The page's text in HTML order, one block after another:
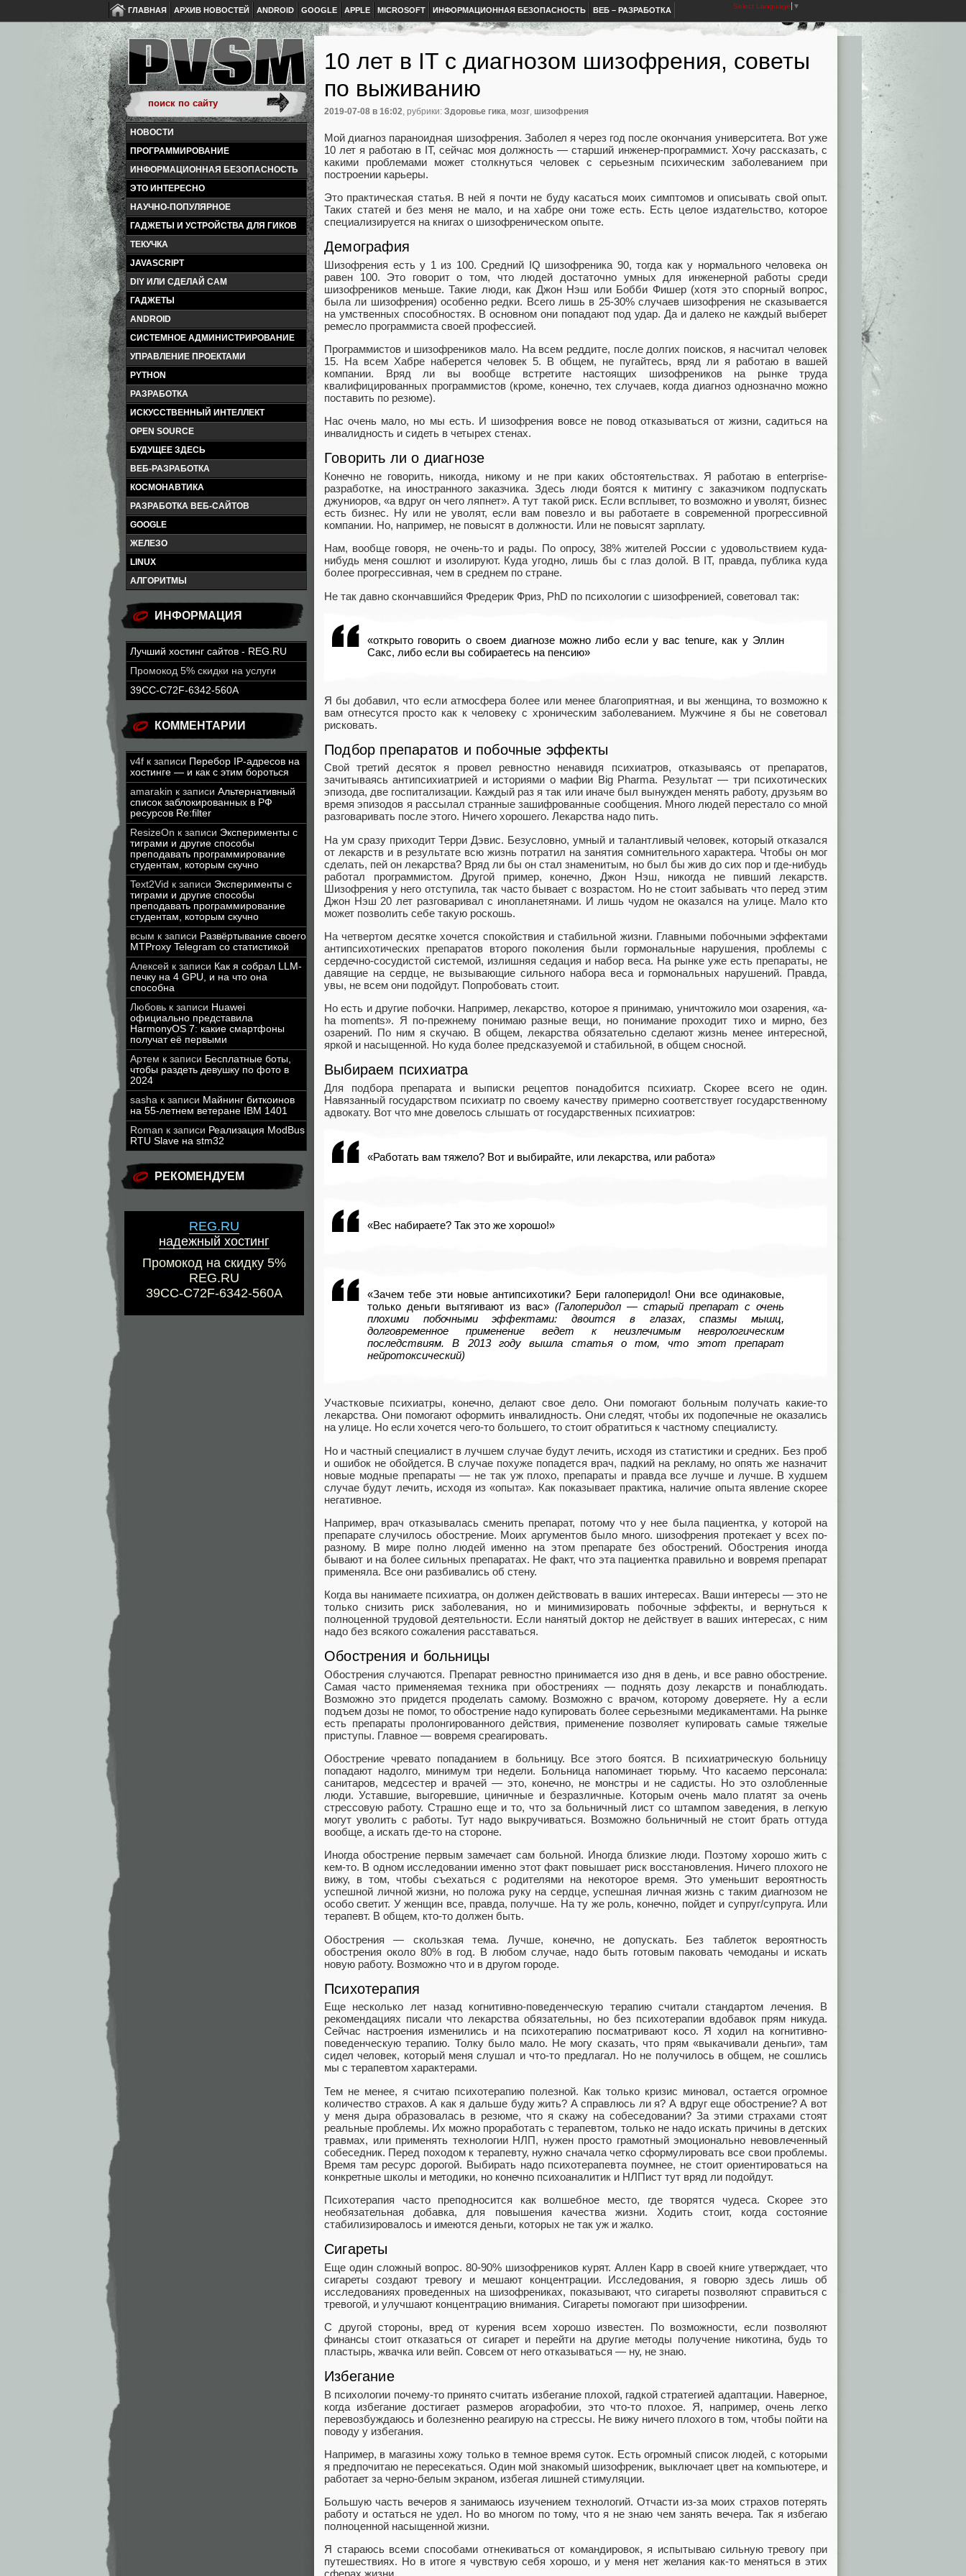
ГЛАВНАЯ АРХИВ НОВОСТЕЙ ANDROID GOOGLE APPLE MICROSOFT ИНФОРМАЦИОННАЯ БЕЗОПАСНОСТЬ ВЕБ – РАЗРАБОТКА Select Language ▼
НОВОСТИ
ПРОГРАММИРОВАНИЕ
ИНФОРМАЦИОННАЯ БЕЗОПАСНОСТЬ
ЭТО ИНТЕРЕСНО
НАУЧНО-ПОПУЛЯРНОЕ
ГАДЖЕТЫ И УСТРОЙСТВА ДЛЯ ГИКОВ
ТЕКУЧКА
JAVASCRIPT
DIY ИЛИ СДЕЛАЙ САМ
ГАДЖЕТЫ
ANDROID
СИСТЕМНОЕ АДМИНИСТРИРОВАНИЕ
УПРАВЛЕНИЕ ПРОЕКТАМИ
PYTHON
РАЗРАБОТКА
ИСКУССТВЕННЫЙ ИНТЕЛЛЕКТ
OPEN SOURCE
БУДУЩЕЕ ЗДЕСЬ
ВЕБ-РАЗРАБОТКА
КОСМОНАВТИКА
РАЗРАБОТКА ВЕБ-САЙТОВ
GOOGLE
ЖЕЛЕЗО
LINUX
АЛГОРИТМЫ
ИНФОРМАЦИЯ
Лучший хостинг сайтов - REG.RU
Промокод 5% скидки на услуги
39CC-C72F-6342-560A
КОММЕНТАРИИ
v4f к записи Перебор IP-адресов на
хостинге — и как с этим бороться
amarakin к записи Альтернативный
список заблокированных в РФ
ресурсов Re:filter
ResizeOn к записи Эксперименты с
тиграми и другие способы
преподавать программирование
студентам, которым скучно
Text2Vid к записи Эксперименты с
тиграми и другие способы
преподавать программирование
студентам, которым скучно
всым к записи Развёртывание своего
MTProxy Telegram со статистикой
Алексей к записи Как я собрал LLM-
печку на 4 GPU, и на что она
способна
Любовь к записи Huawei
официально представила
HarmonyOS 7: какие смартфоны
получат её первыми
Артем к записи Бесплатные боты,
чтобы раздеть девушку по фото в
2024
sasha к записи Майнинг биткоинов
на 55-летнем ветеране IBM 1401
Roman к записи Реализация ModBus
RTU Slave на stm32
РЕКОМЕНДУЕМ
REG.RU
надежный хостинг
Промокод на скидку 5%
REG.RU
39CC-C72F-6342-560A
10 лет в IT с диагнозом шизофрения, советы
по выживанию
2019-07-08 в 16:02, рубрики: Здоровье гика, мозг, шизофрения
Мой диагноз параноидная шизофрения. Заболел я через год после окончания университета. Вот уже
10 лет я работаю в IT, сейчас моя должность — старший инженер-программист. Хочу рассказать, с
какими проблемами может столкнуться человек с серьезным психическим заболеванием при
построении карьеры.
Это практическая статья. В ней я почти не буду касаться моих симптомов и описывать свой опыт.
Таких статей и без меня не мало, и на хабре они тоже есть. Есть целое издательство, которое
специализируется на книгах о шизофреническом опыте.
Демография
Шизофрения есть у 1 из 100. Средний IQ шизофреника 90, тогда как у нормального человека он
равен 100. Это говорит о том, что людей достаточно умных для инженерной работы среди
шизофреников меньше. Такие люди, как Джон Нэш или Бобби Фишер (хотя это спорный вопрос,
была ли шизофрения) особенно редки. Всего лишь в 25-30% случаев шизофрения не сказывается
на умственных способностях. В основном они попадают под удар. Да и далеко не каждый выберет
ремесло программиста своей профессией.
Программистов и шизофреников мало. На всем реддите, после долгих поисков, я насчитал человек
15. На всем Хабре наберется человек 5. В общем, не пугайтесь, вряд ли я работаю в вашей
компании. Вряд ли вы вообще встретите настоящих шизофреников на рынке труда
квалифицированных программистов (кроме, конечно, тех случаев, когда диагноз однозначно можно
поставить по резюме).
Нас очень мало, но мы есть. И шизофрения вовсе не повод отказываться от жизни, садиться на
инвалидность и сидеть в четырех стенах.
Говорить ли о диагнозе
Конечно не говорить, никогда, никому и не при каких обстоятельствах. Я работаю в enterprise-
разработке, на иностранного заказчика. Здесь люди боятся к митингу с заказчиком подпускать
джуниоров, «а вдруг он чего ляпнет». А тут такой риск. Если всплывет, то возможно и уволят, бизнес
есть бизнес. Ну или не уволят, если вам повезло и вы работаете в современной прогрессивной
компании. Но, например, не повысят в должности. Или не повысят зарплату.
Нам, вообще говоря, не очень-то и рады. По опросу, 38% жителей России с удовольствием куда-
нибудь меня сошлют и изолируют. Куда угодно, лишь бы с глаз долой. В IT, правда, публика куда
более прогрессивная, чем в среднем по стране.
Не так давно скончавшийся Фредерик Фриз, PhD по психологии с шизофренией, советовал так:
«открыто говорить о своем диагнозе можно либо если у вас tenure, как у Эллин
Сакс, либо если вы собираетесь на пенсию»
Я бы добавил, что если атмосфера более или менее благоприятная, и вы женщина, то возможно к
вам отнесутся просто как к человеку с хроническим заболеванием. Мужчине я бы не советовал
рисковать.
Подбор препаратов и побочные эффекты
Свой третий десяток я провел ревностно ненавидя психиатров, отказываясь от препаратов,
зачитываясь антипсихиатрией и историями о мафии Big Pharma. Результат — три психотических
эпизода, две госпитализации. Каждый раз я так или иначе был вынужден менять работу, друзьям во
время эпизодов я рассылал странные зашифрованные сообщения. Много людей перестало со мной
разговаривать после этого. Ничего хорошего. Лекарства надо пить.
На ум сразу приходит Терри Дэвис. Безусловно, умный и талантливый человек, который отказался
от лекарств и в результате всю жизнь потратил на занятия сомнительного характера. Чтобы он мог
сделать, пей он лекарства? Вряд ли бы он стал знаменитым, но был бы жив до сих пор и где-нибудь
работал программистом. Другой пример, конечно, Джон Нэш, никогда не пивший лекарств.
Шизофрения у него отступила, так часто бывает с возрастом. Но не стоит забывать что перед этим
Джон Нэш 20 лет разговаривал с инопланетянами. И лишь чудом не оказался на улице. Мало кто
может позволить себе такую роскошь.
На четвертом десятке хочется спокойствия и стабильной жизни. Главными побочными эффектами
антипсихотических препаратов второго поколения были гормональные нарушения, проблемы с
сердечно-сосудистой системой, излишняя седация и набор веса. На рынке уже есть препараты, не
давящие на сердце, не вызывающие сильного набора веса и гормональных нарушений. Правда,
увы, не всем они подойдут. Попробовать стоит.
Но есть и другие побочки. Например, лекарство, которое я принимаю, уничтожило мои озарения, «a-
ha moments». Я по-прежнему понимаю разные вещи, но понимание проходит тихо и мирно, без
озарений. По ним я скучаю. В общем, лекарства обязательно сделают жизнь менее интересной,
яркой и насыщенной. Но куда более предсказуемой и стабильной, в общем сносной.
Выбираем психиатра
Для подбора препарата и выписки рецептов понадобится психиатр. Скорее всего не один.
Навязанный государством психиатр по своему качеству примерно соответствует государственному
адвокату. Вот что мне довелось слышать от государственных психиатров:
«Работать вам тяжело? Вот и выбирайте, или лекарства, или работа»
«Вес набираете? Так это же хорошо!»
«Зачем тебе эти новые антипсихотики? Бери галоперидол! Они все одинаковые,
только деньги вытягивают из вас» (Галоперидол — старый препарат с очень
плохими побочными эффектами: двоится в глазах, спазмы мышц,
долговременное применение ведет к неизлечимым неврологическим
последствиям. В 2013 году вышла статья о том, что этот препарат
нейротоксический)
Участковые психиатры, конечно, делают свое дело. Они помогают больным получать какие-то
лекарства. Они помогают оформить инвалидность. Они следят, чтобы их подопечные не оказались
на улице. Но если хочется чего-то большего, то стоит обратиться к частному специалисту.
Но и частный специалист в лучшем случае будут лечить, исходя из статистики и средних. Без проб
и ошибок не обойдется. В случае похуже попадется врач, падкий на рекламу, но опять же назначит
новые модные препараты — не так уж плохо, препараты и правда все лучше и лучше. В худшем
случае будут лечить, исходя из «опыта». Как показывает практика, наличие опыта явление скорее
негативное.
Например, врач отказывалась сменить препарат, потому что у нее была пациентка, у которой на
препарате случилось обострение. Моих аргументов было много. шизофрения протекает у всех по-
разному. В мире полно людей именно на этом препарате без обострений. Обострения иногда
бывают и на более сильных препаратах. Не факт, что эта пациентка правильно и вовремя препарат
применяла. Все они разбивались об стену.
Когда вы нанимаете психиатра, он должен действовать в ваших интересах. Ваши интересы — это не
только снизить риск заболевания, но и минимизировать побочные эффекты, и вернуться к
полноценной трудовой деятельности. Если нанятый доктор не действует в ваших интересах, с ним
надо без всякого сожаления расставаться.
Обострения и больницы
Обострения случаются. Препарат ревностно принимается изо дня в день, и все равно обострение.
Самая часто применяемая техника при обострениях — поднять дозу лекарств и понаблюдать.
Возможно это придется проделать самому. Возможно с врачом, которому доверяете. Ну а если
подъем дозы не помог, то обострение надо купировать более серьезными медикаментами. На рынке
есть препараты пролонгированного действия, применение позволяет купировать самые тяжелые
приступы. Главное — вовремя среагировать.
Обострение чревато попаданием в больницу. Все этого боятся. В психиатрическую больницу
попадают надолго, минимум три недели. Больница напоминает тюрьму. Что касаемо персонала:
санитаров, медсестер и врачей — это, конечно, не монстры и не садисты. Но это озлобленные
люди. Уставшие, выгоревшие, циничные и безразличные. Которым очень мало платят за очень
стрессовую работу. Страшно еще и то, что за больничный лист со штампом заведения, в легкую
могут уволить с работы. Тут надо выкручиваться. Возможно больничный не стоит брать оттуда
вообще, а искать где-то на стороне.
Иногда обострение первым замечает сам больной. Иногда близкие люди. Поэтому хорошо жить с
кем-то. В одном исследовании именно этот факт повышает риск восстановления. Ничего плохого не
вижу, в том, чтобы съехаться с родителями на некоторое время. Это уменьшит вероятность
успешной личной жизни, но положа руку на сердце, успешная личная жизнь с таким диагнозом не
особо светит. У женщин все, правда, получше. На ту же роль, конечно, пойдет и супруг/супруга. Или
терапевт. В общем, кто-то должен быть.
Обострения — скользкая тема. Лучше, конечно, не допускать. Без таблеток вероятность
обострения около 80% в год. В любом случае, надо быть готовым паковать чемоданы и искать
новую работу. Возможно что и в другом городе.
Психотерапия
Еще несколько лет назад когнитивно-поведенческую терапию считали стандартом лечения. В
рекомендациях писали что лекарства обязательны, но без психотерапии вдобавок прям никуда.
Сейчас настроения изменились и на психотерапию посматривают косо. Я ходил на когнитивно-
поведенческую терапию. Толку было мало. Не могу сказать, что прям «выкачивали деньги», там
сидел человек, который меня слушал и что-то предлагал. Но не получилось в общем, не сошлись
мы с терапевтом характерами.
Тем не менее, я считаю психотерапию полезной. Как только кризис миновал, остается огромное
количество страхов. А как я дальше буду жить? А справлюсь ли я? А вдруг еще обострение? А вот
у меня дыра образовалась в резюме, что я скажу на собеседовании? За этими страхами стоят
реальные проблемы. Их можно проработать с терапевтом, только не надо искать причины в детских
травмах, или применять технологии НЛП, нужен просто грамотный эмоционально невовлеченный
собеседник. Перед походом к терапевту, нужно сначала четко сформулировать все свои проблемы.
Время там ресурс дорогой. Выбирать надо психотерапевта поумнее, не стоит ориентироваться на
конкретные школы и методики, но конечно психоаналитик и НЛПист тут вряд ли подойдут.
Психотерапия часто преподносится как волшебное место, где творятся чудеса. Скорее это
необязательная добавка, для повышения качества жизни. Ходить стоит, когда состояние
стабилизировалось и имеются деньги, которых не так уж и жалко.
Сигареты
Еще один сложный вопрос. 80-90% шизофреников курят. Аллен Карр в своей книге утверждает, что
сигареты создают тревогу и мешают концентрации. Исследования, я говорю здесь лишь об
исследованиях проведенных на шизофрениках, показывают, что сигареты позволяют справиться с
тревогой, и улучшают концентрацию внимания. Сигареты помогают при шизофрении.
С другой стороны, вред от курения всем хорошо известен. По возможности, если позволяют
финансы стоит отказаться от сигарет и перейти на другие методы получение никотина, будь то
пластырь, жвачка или вейп. Совсем от него отказываться — ну, не знаю.
Избегание
В психологии почему-то принято считать избегание плохой, гадкой стратегией адаптации. Наверное,
когда избегание достигает размеров агорафобии, это что-то плохое. Я, например, очень легко
перевозбуждаюсь и болезненно реагирую на стрессы. Не вижу ничего плохого в том, чтобы пойти на
поводу у избегания.
Например, в магазины хожу только в темное время суток. Есть огромный список людей, с которыми
я предпочитаю не пересекаться. Один мой знакомый шизофреник, выключает цвет на компьютере, и
работает за черно-белым экраном, избегая лишней стимуляции.
Большую часть вечеров я занимаюсь изучением технологий. Отчасти из-за моих страхов потерять
работу и остаться не удел. Но во многом по тому, что я не знаю чем занять вечера. Так я избегаю
полноценной насыщенной жизни.
Я стараюсь всеми способами отнекиваться от командировок, я испытываю сильную тревогу при
путешествиях. Но в итоге я чувствую себя хорошо, и у меня нет желания как-то меняться в этих